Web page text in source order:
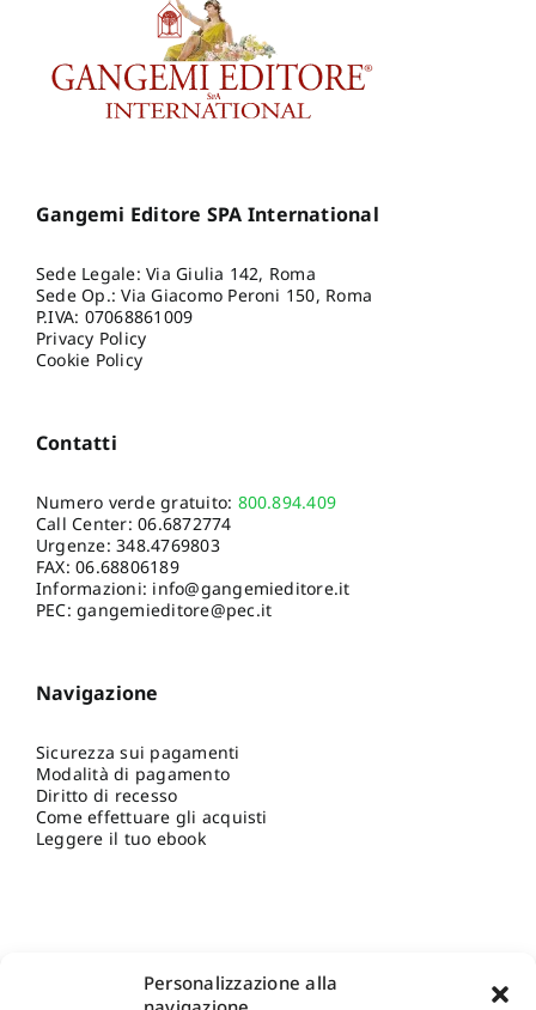
Personalizzazione alla
Gangemi Editore SPA International
Sede Legale: Via Giulia 142, Roma
Sede Op.: Via Giacomo Peroni 150, Roma
P.IVA: 07068861009
Privacy Policy
Cookie Policy
Contatti
Numero verde gratuito: 800.894.409
Call Center:06.6872774
Urgenze:348.4769803
FAX: 06.68806189
Informazioni: info@gangemieditore.it
PEC: gangemieditore@pec.it
Navigazione
Sicurezza sui pagamenti
Modalità di pagamento
Diritto di recesso
Come effettuare gli acquisti
Leggere il tuo ebook